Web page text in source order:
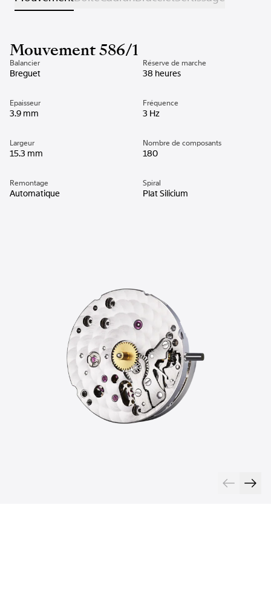
Mouvement 586/1
Balancier
Breguet
Réserve de marche
38 heures
Epaisseur
3.9 mm
Fréquence
3 Hz
Largeur
15.3 mm
Nombre de composants
180
Remontage
Automatique
Spiral
Plat Silicium